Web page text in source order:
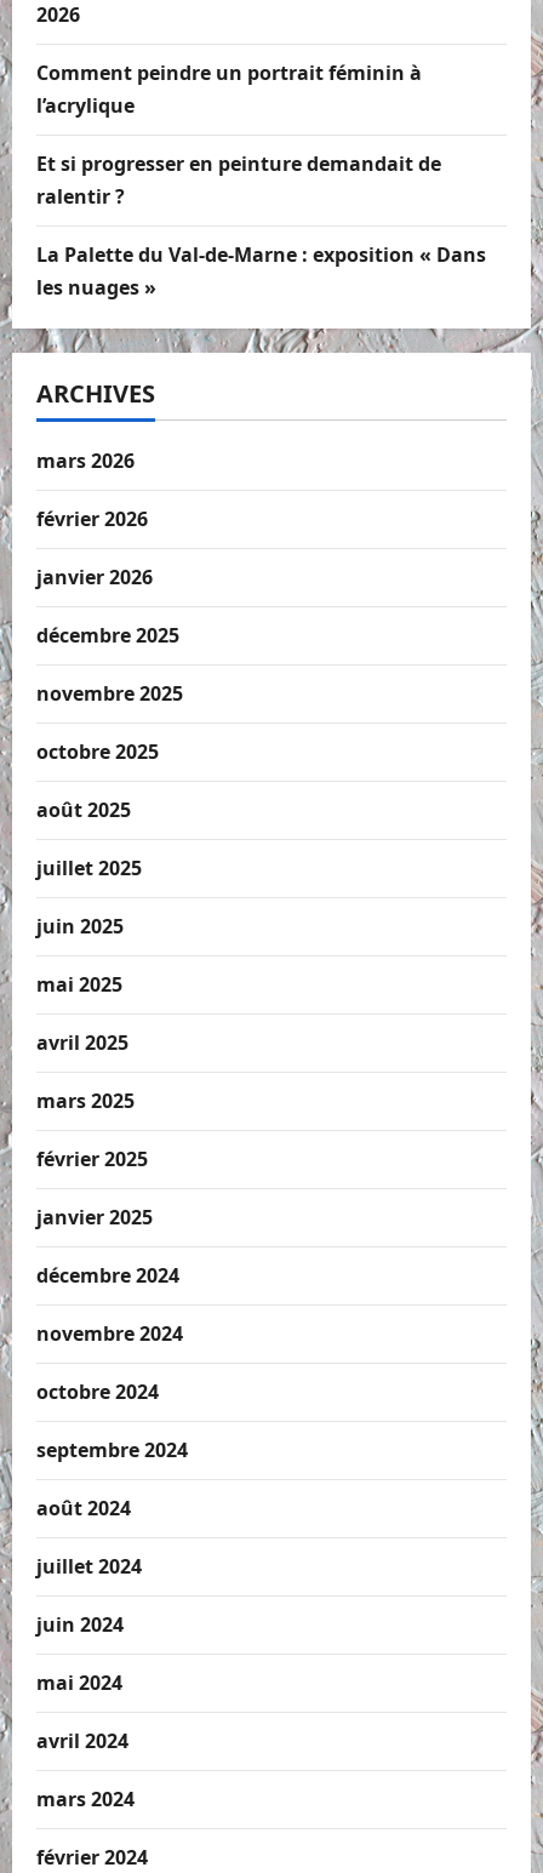
2026
Comment peindre un portrait féminin à
l’acrylique
Et si progresser en peinture demandait de
ralentir ?
La Palette du Val-de-Marne : exposition « Dans
les nuages »
ARCHIVES
mars 2026
février 2026
janvier 2026
décembre 2025
novembre 2025
octobre 2025
août 2025
juillet 2025
juin 2025
mai 2025
avril 2025
mars 2025
février 2025
janvier 2025
décembre 2024
novembre 2024
octobre 2024
septembre 2024
août 2024
juillet 2024
juin 2024
mai 2024
avril 2024
mars 2024
février 2024